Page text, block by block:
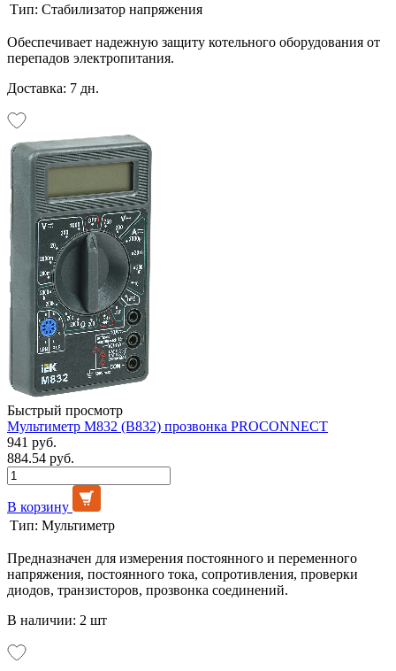
Тип: Стабилизатор напряжения
Обеспечивает надежную защиту котельного оборудования от
перепадов электропитания.
Доставка: 7 дн.
Быстрый просмотр
Мультиметр M832 (В832) прозвонка PROCONNECT
941 руб.
884.54 руб.
В корзину
Тип: Мультиметр
Предназначен для измерения постоянного и переменного
напряжения, постоянного тока, сопротивления, проверки
диодов, транзисторов, прозвонка соединений.
В наличии: 2 шт